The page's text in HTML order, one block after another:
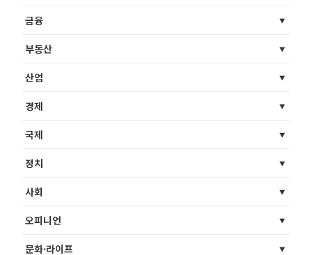
금융
부동산
산업
경제
국제
정치
사회
오피니언
문화·라이프